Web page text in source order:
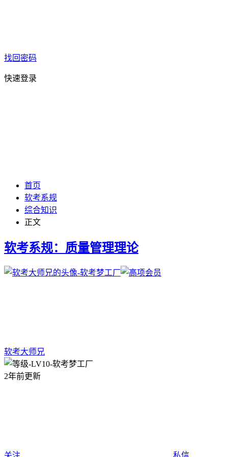
找回密码
快速登录
首页
软考系规
综合知识
正文
软考系规：质量管理理论
软考大师兄
2年前更新
关注 私信